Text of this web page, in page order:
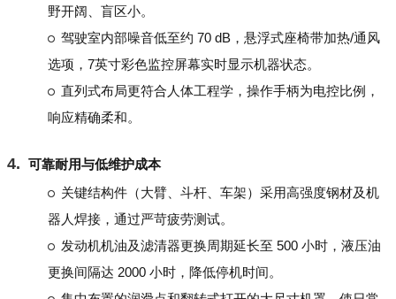
野开阔、盲区小。
驾驶室内部噪音低至约 70 dB，悬浮式座椅带加热/通风
选项，7英寸彩色监控屏幕实时显示机器状态。
直列式布局更符合人体工程学，操作手柄为电控比例，
响应精确柔和。
可靠耐用与低维护成本
关键结构件（大臂、斗杆、车架）采用高强度钢材及机
器人焊接，通过严苛疲劳测试。
发动机机油及滤清器更换周期延长至 500 小时，液压油
更换间隔达 2000 小时，降低停机时间。